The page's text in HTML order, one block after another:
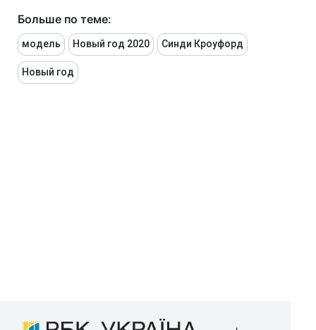
Больше по теме:
модель Новый год 2020 Синди Кроуфорд
Новый год